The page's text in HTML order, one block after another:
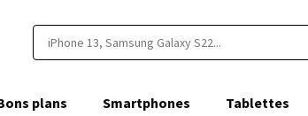
plans Smartphones Tablettes